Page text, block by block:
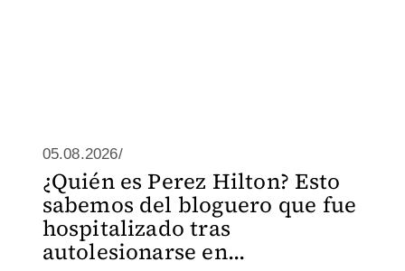
05.08.2026/
¿Quién es Perez Hilton? Esto
sabemos del bloguero que fue
hospitalizado tras
autolesionarse en...